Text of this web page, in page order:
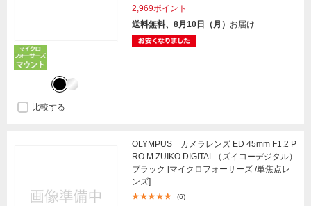
2,969ポイント
送料無料、8月10日（月） お届け
比較する
OLYMPUS カメラレンズ ED 45mm F1.2 P
RO M.ZUIKO DIGITAL（ズイコーデジタル）
ブラック [マイクロフォーサーズ /単焦点レ
ンズ]
(6)